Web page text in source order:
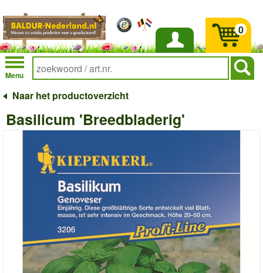
Inloggen
Menu
0
Naar het productoverzicht
Basilicum 'Breedbladerig'